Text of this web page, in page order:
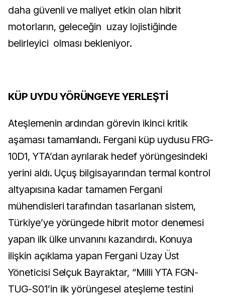
daha güvenli ve maliyet etkin olan hibrit
motorların, geleceğin uzay lojistiğinde
belirleyici olması bekleniyor.
KÜP UYDU YÖRÜNGEYE YERLEŞTİ
Ateşlemenin ardından görevin ikinci kritik
aşaması tamamlandı. Fergani küp uydusu FRG-
10D1, YTA’dan ayrılarak hedef yörüngesindeki
yerini aldı. Uçuş bilgisayarından termal kontrol
altyapısına kadar tamamen Fergani
mühendisleri tarafından tasarlanan sistem,
Türkiye’ye yörüngede hibrit motor denemesi
yapan ilk ülke unvanını kazandırdı. Konuya
ilişkin açıklama yapan Fergani Uzay Üst
Yöneticisi Selçuk Bayraktar, “Milli YTA FGN-
TUG-S01’in ilk yörüngesel ateşleme testini